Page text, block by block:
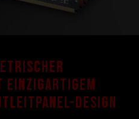
einzigartigem
Design